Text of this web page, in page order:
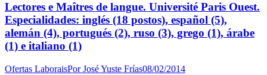
Lectores e Maîtres de langue. Université Paris Ouest.
Especialidades: inglés (18 postos), español (5),
alemán (4), portugués (2), ruso (3), grego (1), árabe
(1) e italiano (1)
Ofertas LaboraisPorJosé Yuste Frías08/02/2014